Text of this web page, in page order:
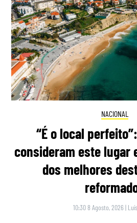
NACIONAL
“É o local
consideram este lugar
dos melhores
10:30 8 Agosto, 2026 |